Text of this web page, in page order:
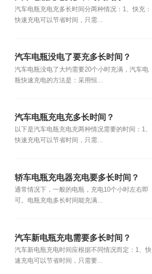
汽车电瓶充电充多长时间分两种情况：1、快充：
快速充电可以节省时间，只需...
汽车电瓶没电了要充多长时间？
汽车电瓶没电了大约需要20个小时充满，汽车电
瓶快速充电的方法是：采用恒...
汽车电瓶充电充多长时间？
以下是汽车电瓶充电充两种情况需要的时间：1、
快速充电可以节省时间，只需...
轿车电瓶充电器充电要多长时间？
通常情况下，一般的电瓶，充电10个小时左右即
可。电瓶充电多长时间能充满...
汽车新电瓶充电需要多长时间？
汽车新电瓶充电时间应根据不同情况而定：1、快
速充电可以节省时间，只需要...